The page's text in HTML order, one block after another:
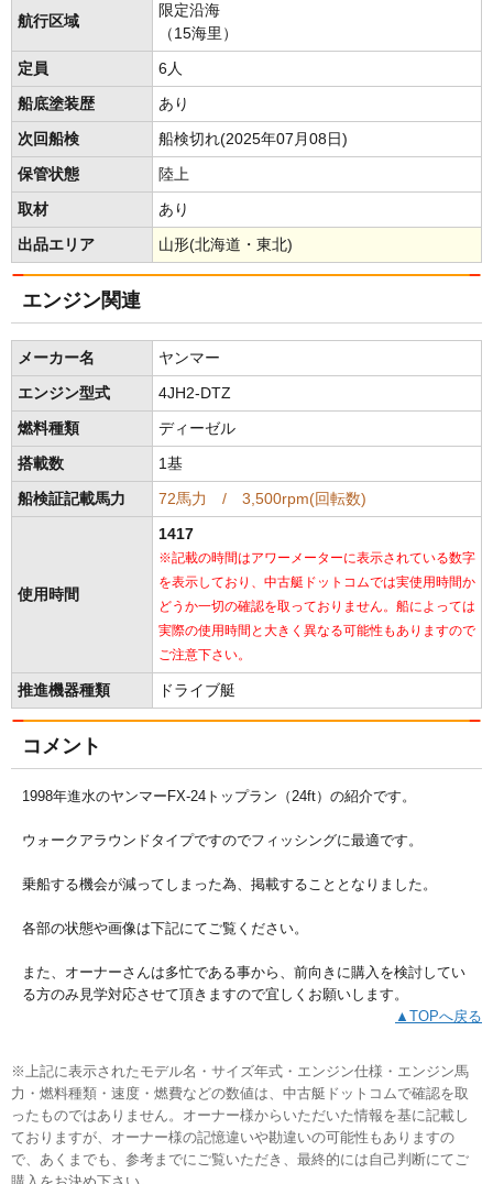
航行区域
限定沿海
（15海里）
定員 6人
船底塗装歴 あり
次回船検 船検切れ(2025年07月08日)
保管状態 陸上
取材 あり
出品エリア 山形(北海道・東北)
エンジン関連
メーカー名 ヤンマー
エンジン型式 4JH2-DTZ
燃料種類 ディーゼル
搭載数 1基
船検証記載馬力 72馬力 / 3,500rpm(回転数)
使用時間
1417
※記載の時間はアワーメーターに表示されている数字
を表示しており、中古艇ドットコムでは実使用時間か
どうか一切の確認を取っておりません。船によっては
実際の使用時間と大きく異なる可能性もありますので
ご注意下さい。
推進機器種類 ドライブ艇
コメント
1998年進水のヤンマーFX-24トップラン（24ft）の紹介です。
ウォークアラウンドタイプですのでフィッシングに最適です。
乗船する機会が減ってしまった為、掲載することとなりました。
各部の状態や画像は下記にてご覧ください。
また、オーナーさんは多忙である事から、前向きに購入を検討してい
る方のみ見学対応させて頂きますので宜しくお願いします。
▲TOPへ戻る
※上記に表示されたモデル名・サイズ年式・エンジン仕様・エンジン馬
力・燃料種類・速度・燃費などの数値は、中古艇ドットコムで確認を取
ったものではありません。オーナー様からいただいた情報を基に記載し
ておりますが、オーナー様の記憶違いや勘違いの可能性もありますの
で、あくまでも、参考までにご覧いただき、最終的には自己判断にてご